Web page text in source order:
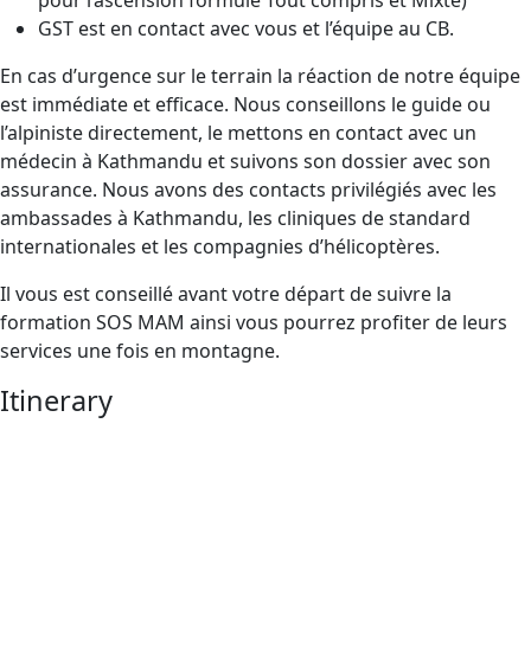
GST est en contact avec vous et l’équipe au CB.
En cas d’urgence sur le terrain la réaction de notre équipe
est immédiate et efficace. Nous conseillons le guide ou
l’alpiniste directement, le mettons en contact avec un
médecin à Kathmandu et suivons son dossier avec son
assurance. Nous avons des contacts privilégiés avec les
ambassades à Kathmandu, les cliniques de standard
internationales et les compagnies d’hélicoptères.
Il vous est conseillé avant votre départ de suivre la
formation SOS MAM ainsi vous pourrez profiter de leurs
services une fois en montagne.
Itinerary